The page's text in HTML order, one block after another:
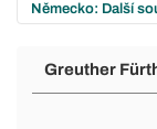
Německo: Další
Greuther